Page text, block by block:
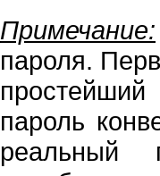
Примечание:
пароля.
пароль